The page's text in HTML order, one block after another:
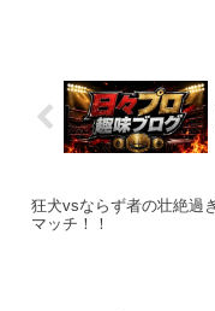
狂犬vsならず者の壮絶過
マッチ！！